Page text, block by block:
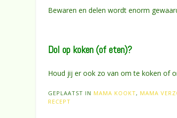
Bewaren en delen wordt enorm
Dol op koken (of eten)?
Houd jij er ook zo van om te koken of
GEPLAATST IN MAMA KOOKT, MAMA
RECEPT